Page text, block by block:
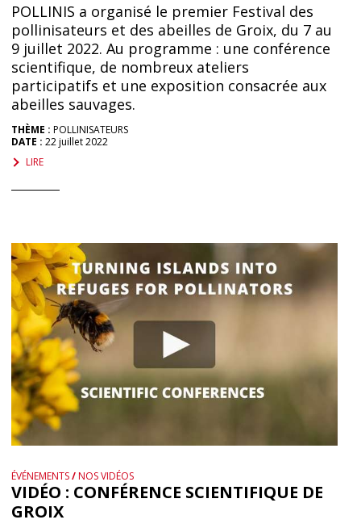
POLLINIS a organisé le premier Festival des
pollinisateurs et des abeilles de Groix, du 7 au
9 juillet 2022. Au programme : une conférence
scientifique, de nombreux ateliers
participatifs et une exposition consacrée aux
abeilles sauvages.
THÈME : POLLINISATEURS
DATE : 22 juillet 2022
LIRE
ÉVÉNEMENTS/NOS VIDÉOS
VIDÉO : CONFÉRENCE SCIENTIFIQUE DE
GROIX